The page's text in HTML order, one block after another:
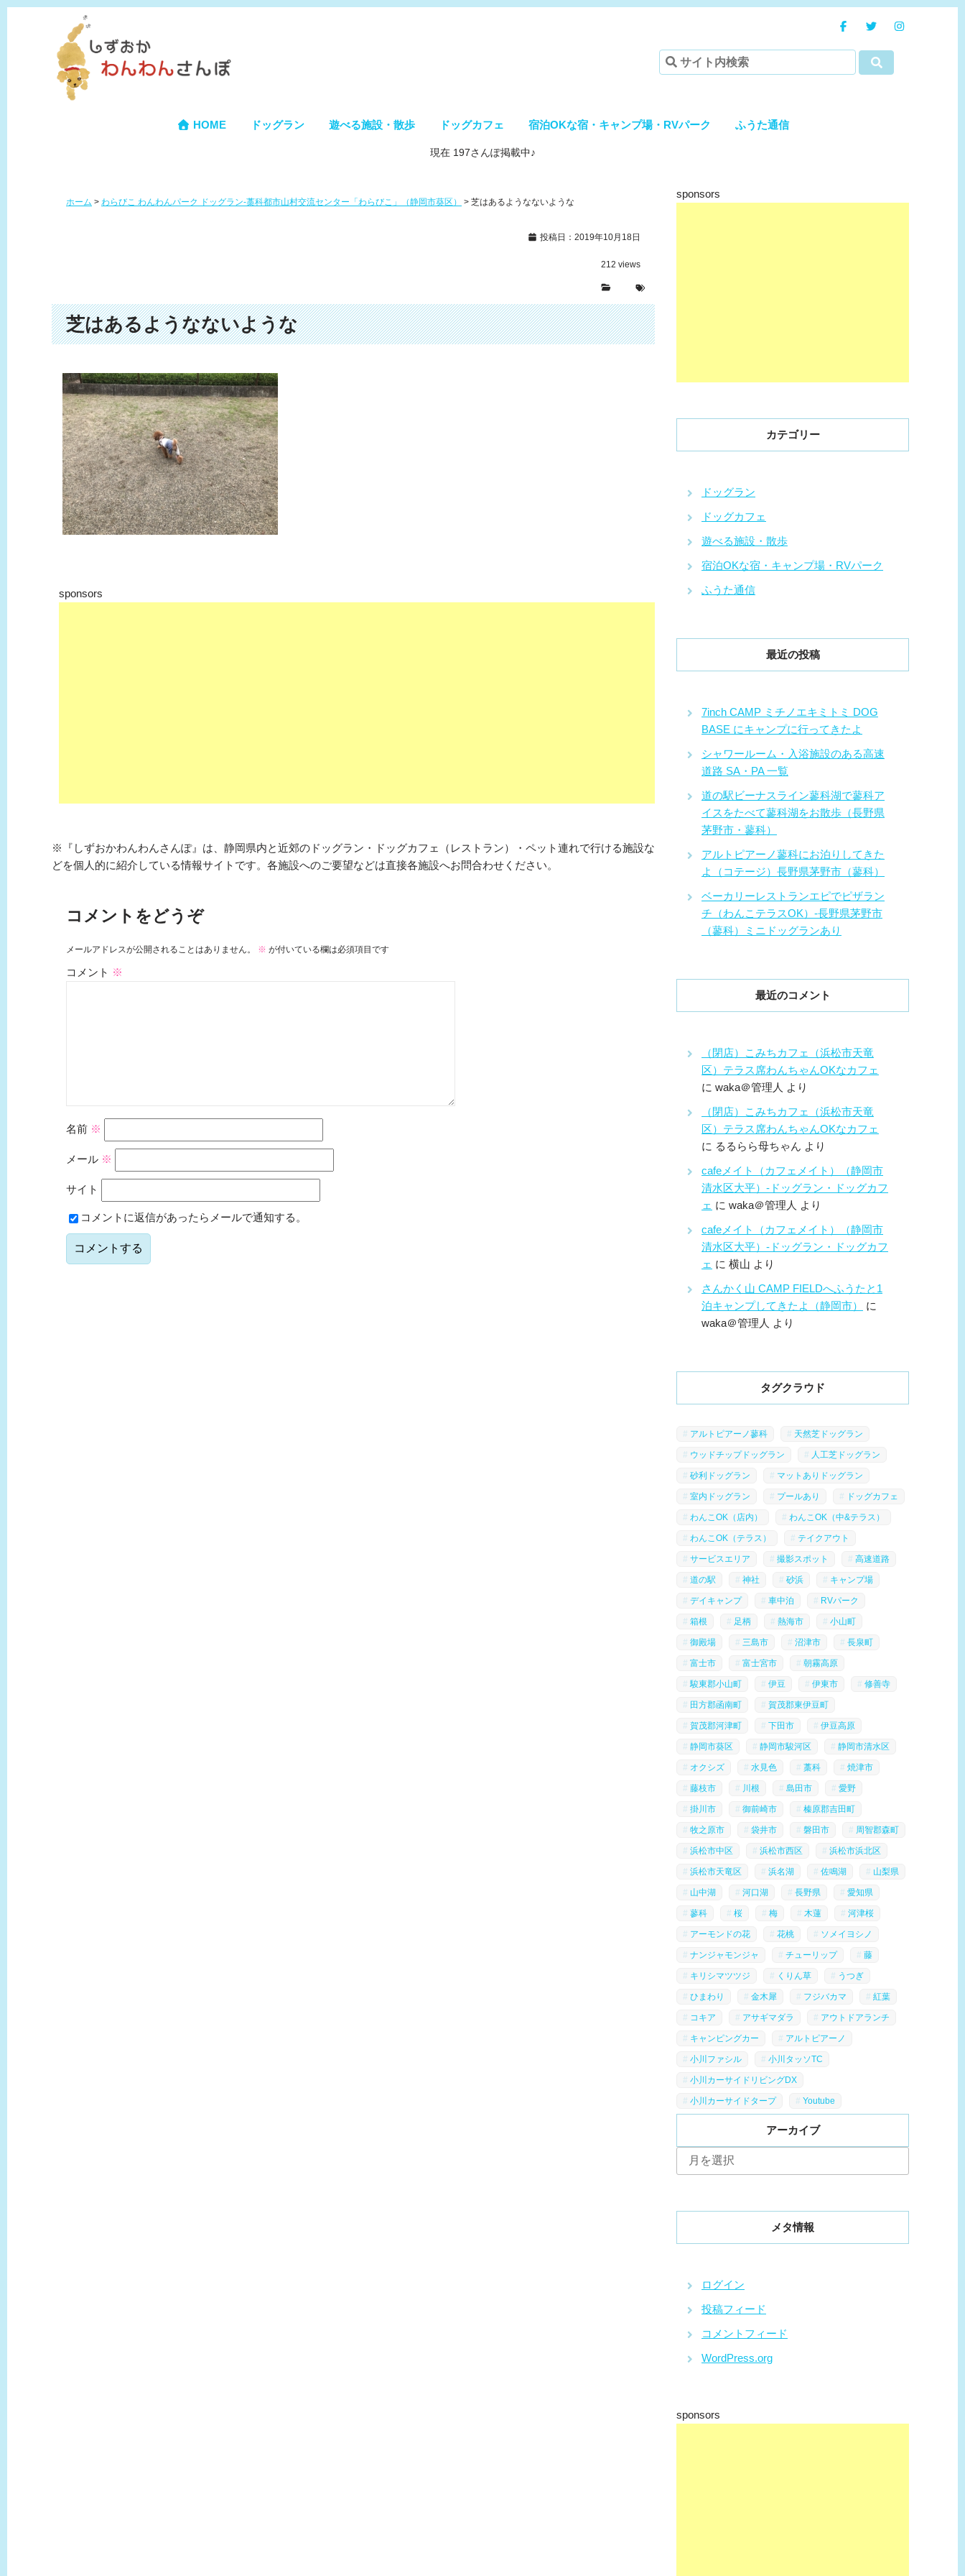
HOME ドッグラン 遊べる施設・散歩 ドッグカフェ 宿泊OKな宿・キャンプ場・RVパーク ふうた通信
現在 197さんぽ掲載中♪
ホーム > わらびこ わんわんパーク ドッグラン-藁科都市山村交流センター「わらびこ」（静岡市葵区） > 芝はあるようなないような
投稿日：2019年10月18日
212 views
芝はあるようなないような
sponsors
※『しずおかわんわんさんぽ』は、静岡県内と近郊のドッグラン・ドッグカフェ（レストラン）・ペット連れで行ける施設な
どを個人的に紹介している情報サイトです。各施設へのご要望などは直接各施設へお問合わせください。
コメントをどうぞ
メールアドレスが公開されることはありません。 ※ が付いている欄は必須項目です
コメント ※
名前 ※
メール ※
サイト
コメントに返信があったらメールで通知する。
sponsors
カテゴリー
ドッグラン
ドッグカフェ
遊べる施設・散歩
宿泊OKな宿・キャンプ場・RVパーク
ふうた通信
最近の投稿
7inch CAMP ミチノエキミトミ DOG
BASE にキャンプに行ってきたよ
シャワールーム・入浴施設のある高速
道路 SA・PA 一覧
道の駅ビーナスライン蓼科湖で蓼科ア
イスをたべて蓼科湖をお散歩（長野県
茅野市・蓼科）
アルトピアーノ蓼科にお泊りしてきた
よ（コテージ）長野県茅野市（蓼科）
ベーカリーレストランエピでピザラン
チ（わんこテラスOK）-長野県茅野市
（蓼科）ミニドッグランあり
最近のコメント
（閉店）こみちカフェ（浜松市天竜
区）テラス席わんちゃんOKなカフェ
に waka＠管理人 より
（閉店）こみちカフェ（浜松市天竜
区）テラス席わんちゃんOKなカフェ
に るるらら母ちゃん より
cafeメイト（カフェメイト）（静岡市
清水区大平）-ドッグラン・ドッグカフ
ェ に waka＠管理人 より
cafeメイト（カフェメイト）（静岡市
清水区大平）-ドッグラン・ドッグカフ
ェ に 横山 より
さんかく山 CAMP FIELDへふうたと1
泊キャンプしてきたよ（静岡市）
に
waka＠管理人 より
タグクラウド
アルトピアーノ蓼科 天然芝ドッグラン
ウッドチップドッグラン 人工芝ドッグラン
砂利ドッグラン マットありドッグラン
室内ドッグラン プールあり ドッグカフェ
わんこOK（店内） わんこOK（中&テラス）
わんこOK（テラス） テイクアウト
サービスエリア 撮影スポット 高速道路
道の駅 神社 砂浜 キャンプ場
デイキャンプ 車中泊 RVパーク
箱根 足柄 熱海市 小山町
御殿場 三島市 沼津市 長泉町
富士市 富士宮市 朝霧高原
駿東郡小山町 伊豆 伊東市 修善寺
田方郡函南町 賀茂郡東伊豆町
賀茂郡河津町 下田市 伊豆高原
静岡市葵区 静岡市駿河区 静岡市清水区
オクシズ 水見色 藁科 焼津市
藤枝市 川根 島田市 愛野
掛川市 御前崎市 榛原郡吉田町
牧之原市 袋井市 磐田市 周智郡森町
浜松市中区 浜松市西区 浜松市浜北区
浜松市天竜区 浜名湖 佐鳴湖 山梨県
山中湖 河口湖 長野県 愛知県
蓼科 桜 梅 木蓮 河津桜
アーモンドの花 花桃 ソメイヨシノ
ナンジャモンジャ チューリップ 藤
キリシマツツジ くりん草 うつぎ
ひまわり 金木犀 フジバカマ 紅葉
コキア アサギマダラ アウトドアランチ
キャンピングカー アルトピアーノ
小川ファシル 小川タッソTC
小川カーサイドリビングDX
小川カーサイドタープ Youtube
アーカイブ
ー
メタ情報
ログイン
投稿フィード
コメントフィード
WordPress.org
sponsors